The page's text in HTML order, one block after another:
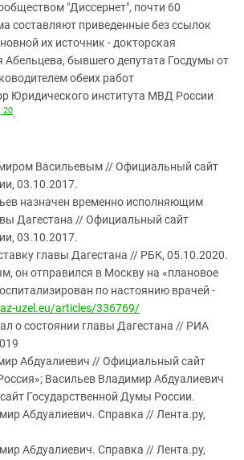
"Диссернет", почти 60
составляют приведенные без ссылок
их источник - докторская
Абельцева, бывшего депутата Госдумы от
обеих работ
Юридического института МВД России
20.
Васильевым // Официальный сайт
03.10.2017.
назначен временно исполняющим
Дагестана // Официальный сайт
03.10.2017.
главы Дагестана // РБК, 05.10.2020.
он отправился в Москву на «плановое
по настоянию врачей -
uzel.eu/articles/336769/
о состоянии главы Дагестана // РИА
Абдуалиевич // Официальный сайт
Васильев Владимир Абдуалиевич
Государственной Думы России.
Абдуалиевич. Справка // Лента.ру,
Абдуалиевич. Справка // Лента.ру,